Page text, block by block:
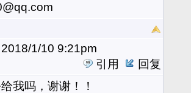
2018/1/10 9:21pm
引用
回复
我吗，谢谢！！